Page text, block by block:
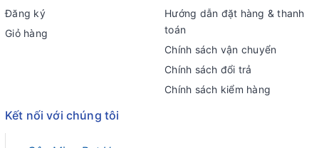
Đăng ký
Giỏ hàng
Hướng dẫn đặt hàng & thanh
toán
Chính sách vận chuyển
Chính sách đổi trả
Chính sách kiểm hàng
Kết nối với chúng tôi